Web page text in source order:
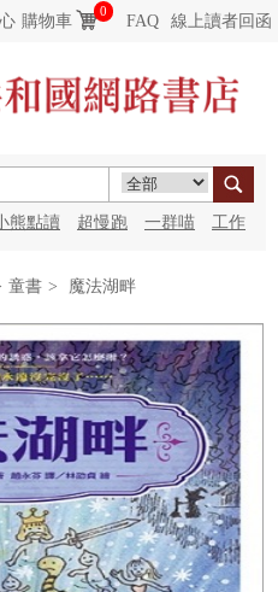
購物車
0
FAQ 線上讀者回函
熊點讀 超慢跑 一群喵 工作
童書 > 魔法湖畔